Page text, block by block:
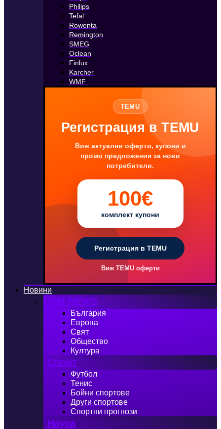
Philips
Tefal
Rowenta
Remington
SMEG
Oclean
Finlux
Karcher
WMF
TEMU
Регистрация в TEMU
Виж актуални оферти, купони и
промо предложения за нови
потребители.
100€
комплект купони
Регистрация в TEMU
Виж TEMU оферти
Новини
iEM NEWS
България
Европа
Свят
Общество
Култура
Спорт
Футбол
Тенис
Бойни спортове
Други спортове
Спортни прогнози
Наука